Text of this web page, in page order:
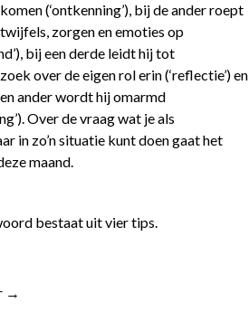
(‘ontkenning’), bij de ander roept
zorgen en emoties op
bij een derde leidt hij tot
over de eigen rol erin (‘reflectie’) en
ander wordt hij omarmd
Over de vraag wat je als
in zo’n situatie kunt doen gaat het
maand.
bestaat uit vier tips.
→